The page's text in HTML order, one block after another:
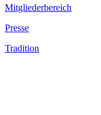
Mitgliederbereich
Presse
Tradition